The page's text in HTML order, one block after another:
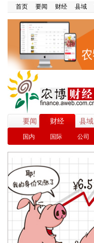
首页 要闻 财经 县域
要闻 财经 县域
国内 国际 公司